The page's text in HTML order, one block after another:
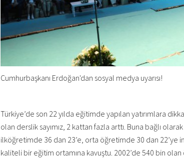
Cumhurbaşkanı Erdoğan'dan sosyal medya uyarısı!
Türkiye’de son 22 yılda eğitimde yapılan yatırımlara
olan derslik sayımız, 2 kattan fazla arttı. Buna bağlı
ilköğretimde 36 dan 23’e, orta öğretimde 30 dan 22’ye
kaliteli bir eğitim ortamına kavuştu. 2002’de 540 bin olan